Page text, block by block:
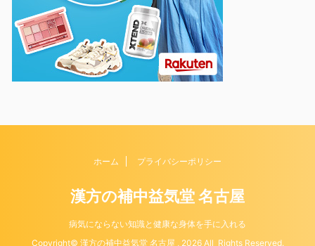
ホーム プライバシーポリシー
漢方の補中益気堂 名古屋
病気にならない知識と健康な身体を手に入れる
Copyright© 漢方の補中益気堂 名古屋 , 2026 All Rights Reserved.